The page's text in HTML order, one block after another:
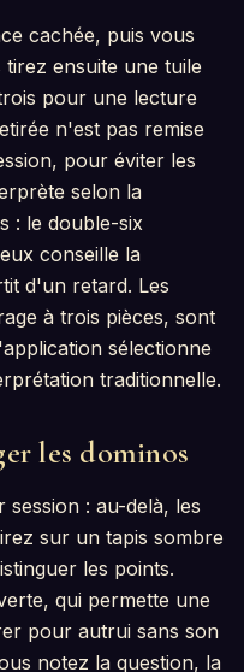
cachée, puis vous
ensuite une tuile
pour une lecture
n'est pas remise
pour éviter les
selon la
: le double-six
conseille la
d'un retard. Les
à trois pièces, sont
sélectionne
traditionnelle.
les dominos
session : au-delà, les
sur un tapis sombre
les points.
qui permette une
pour autrui sans son
notez la question, la